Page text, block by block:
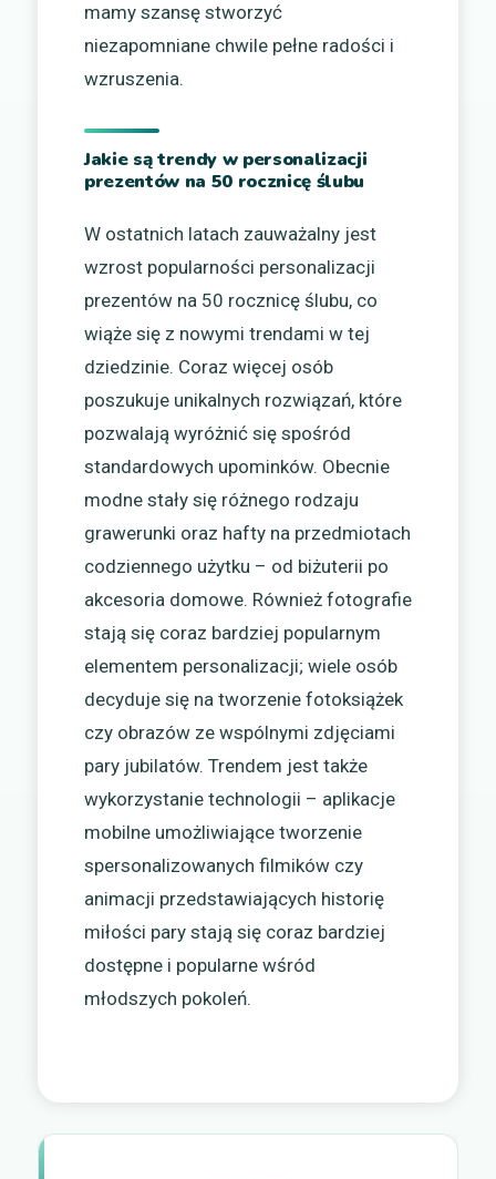
mamy szansę stworzyć
niezapomniane chwile pełne radości i
wzruszenia.
Jakie są trendy w personalizacji
prezentów na 50 rocznicę ślubu
W ostatnich latach zauważalny jest
wzrost popularności personalizacji
prezentów na 50 rocznicę ślubu, co
wiąże się z nowymi trendami w tej
dziedzinie. Coraz więcej osób
poszukuje unikalnych rozwiązań, które
pozwalają wyróżnić się spośród
standardowych upominków. Obecnie
modne stały się różnego rodzaju
grawerunki oraz hafty na przedmiotach
codziennego użytku – od biżuterii po
akcesoria domowe. Również fotografie
stają się coraz bardziej popularnym
elementem personalizacji; wiele osób
decyduje się na tworzenie fotoksiążek
czy obrazów ze wspólnymi zdjęciami
pary jubilatów. Trendem jest także
wykorzystanie technologii – aplikacje
mobilne umożliwiające tworzenie
spersonalizowanych filmików czy
animacji przedstawiających historię
miłości pary stają się coraz bardziej
dostępne i popularne wśród
młodszych pokoleń.